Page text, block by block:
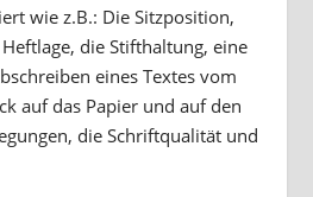
wie z.B.: Die Sitzposition,
die Stifthaltung, eine
eines Textes vom
auf das Papier und auf den
die Schriftqualität und